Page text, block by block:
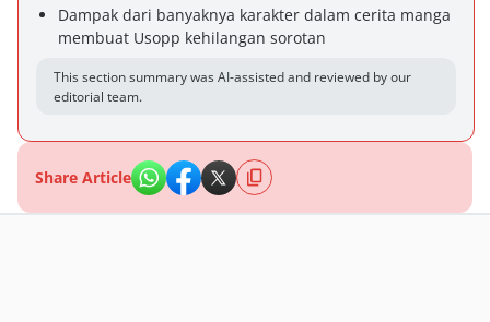
Dampak dari banyaknya karakter dalam cerita manga
membuat Usopp kehilangan sorotan
This section summary was AI-assisted and reviewed by our
editorial team.
Share Article